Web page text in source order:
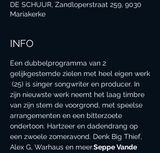
DE SCHUUR, Zandloperstraat 259, 9030
Mariakerke
INFO
Een dubbelprogramma van 2
gelijkgestemde zielen met heel eigen werk
zijn nieuwste werk neemt het laag timbre
van zijn stem de voorgrond, met speelse
arrangementen en een bitterzoete
ondertoon. Hartzeer en dadendrang op
een zwoele zomeravond. Denk Big Thief,
Alex G, Warhaus en meer.Seppe Vande